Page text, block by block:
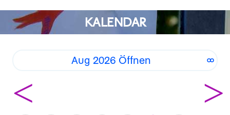
KALENDAR
Aug 2026 Öffnen
< >